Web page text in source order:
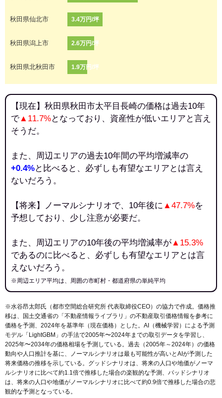
秋田県仙北市 3.4万円/坪
秋田県潟上市 2.6万円/坪
秋田県北秋田市 1.9万円/坪
【現在】秋田県秋田市太平目長崎の価格は過去10年
で▲11.7%となっており、資産性が低いエリアと言え
そうだ。
また、周辺エリアの過去10年間の平均増減率の
+0.4%と比べると、必ずしも有望なエリアとは言え
ないだろう。
【将来】ノーマルシナリオで、10年後に ▲47.7%を
予想しており、少し注意が必要だ。
また、周辺エリアの10年後の平均増減率が▲15.3%
であるのに比べると、必ずしも有望なエリアとは言
えないだろう。
※周辺エリア平均は、周囲の市町村・都道府県の単純平均
※水谷昂太郎氏（都市空間総合研究所 代表取締役CEO）の協力で作成。価格推
移は、国土交通省の「 不動産情報ライブラリ 」の不動産取引価格情報を参考に
価格を予測、2024年を基準年（現在価格）とした。AI（機械学習）による予測
モデル「LightGBM」の手法で2005年〜2024年までの取引データを学習し、
2025年〜2034年の価格相場を予測している。過去（2005年～2024年）の価格
動向や人口推計を基に、ノーマルシナリオは最も可能性が高いとAIが予測した
将来価格の推移を示している。グッドシナリオは、将来の人口や地価がノーマ
ルシナリオに比べて約1.1倍で推移した場合の楽観的な予測、バッドシナリオ
は、将来の人口や地価がノーマルシナリオに比べて約0.9倍で推移した場合の悲
観的な予測となっている。